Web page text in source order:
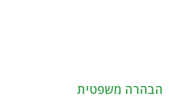
הבהרה משפטית